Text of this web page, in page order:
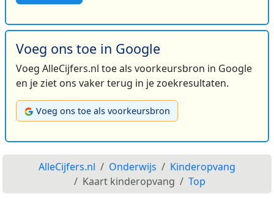
Voeg ons toe in Google
Voeg AlleCijfers.nl toe als voorkeursbron in Google
en je ziet ons vaker terug in je zoekresultaten.
Voeg ons toe als voorkeursbron
AlleCijfers.nl Onderwijs
Kinderopvang
Kaart kinderopvang
Top